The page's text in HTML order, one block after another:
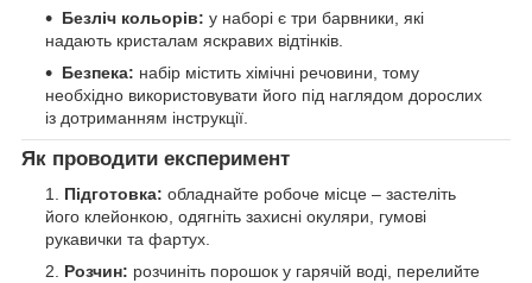
Безліч кольорів: у наборі є три барвники, які
надають кристалам яскравих відтінків.
Безпека: набір містить хімічні речовини, тому
необхідно використовувати його під наглядом дорослих
із дотриманням інструкції.
Як проводити експеримент
Підготовка: обладнайте робоче місце – застеліть
його клейонкою, одягніть захисні окуляри, гумові
рукавички та фартух.
Розчин: розчиніть порошок у гарячій воді, перелийте